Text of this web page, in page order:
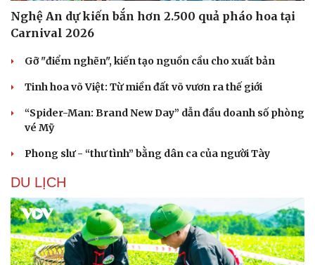
Nghệ An dự kiến bắn hơn 2.500 quả pháo hoa tại
Carnival 2026
Gỡ "điểm nghẽn", kiến tạo nguồn cầu cho xuất bản
Tinh hoa võ Việt: Từ miền đất võ vươn ra thế giới
“Spider-Man: Brand New Day” dẫn đầu doanh số phòng
vé Mỹ
Phong slư - “thư tình” bằng dân ca của người Tày
DU LỊCH